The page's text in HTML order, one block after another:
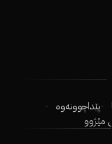
پێداچوونەوە